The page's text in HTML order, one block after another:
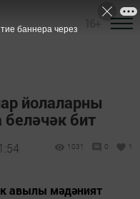
йолаларны
бит
1031 0 1
авылы мәдәният
баннера через